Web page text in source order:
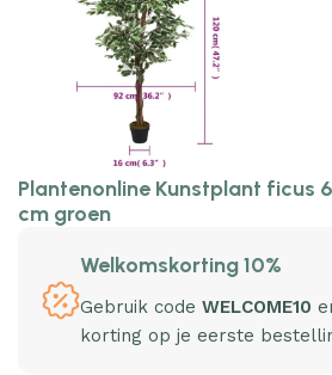
Plantenonline Kunstplant ficus
cm groen
Welkomskorting 10%
Gebruik code WELCOME10
korting op je eerste